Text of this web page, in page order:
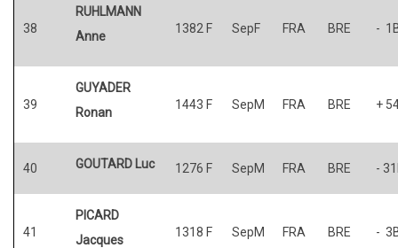
38
RUHLMANN
Anne
1382 F SepF FRA BRE -
39
GUYADER
Ronan
1443 F SepM FRA BRE +
40 GOUTARD Luc 1276 F SepM FRA BRE -
41
PICARD
Jacques
1318 F SepM FRA BRE -